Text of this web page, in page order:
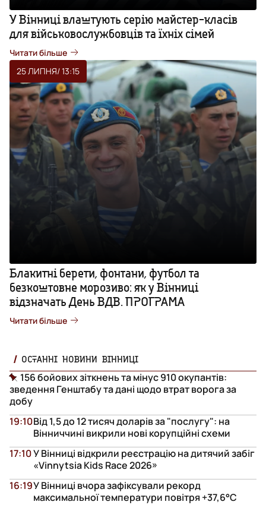
У Вінниці влаштують серію майстер-класів
для військовослужбовців та їхніх сімей
Читати більше
25 ЛИПНЯ/ 13:15
Блакитні берети, фонтани, футбол та
безкоштовне морозиво: як у Вінниці
відзначать День ВДВ. ПРОГРАМА
Читати більше
ОСТАННІ НОВИНИ ВІННИЦІ
156 бойових зіткнень та мінус 910 окупантів:
зведення Генштабу та дані щодо втрат ворога за
добу
Від 1,5 до 12 тисяч доларів за "послугу": на
Вінниччині викрили нові корупційні схеми
19:10
У Вінниці відкрили реєстрацію на дитячий забіг
«Vinnytsia Kids Race 2026»
17:10
У Вінниці вчора зафіксували рекорд
максимальної температури повітря +37,6°С
16:19